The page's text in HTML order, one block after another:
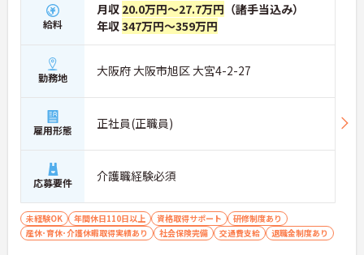
給料
月収 20.0万円～27.7万円 （諸手当込み）
年収347万円～359万円
勤務地 大阪府 大阪市旭区 大宮4-2-27
雇用形態 正社員(正職員)
応募要件 介護職経験必須
未経験OK 年間休日110日以上 資格取得サポート
研修制度あり
産休･育休･介護休暇取得実績あり
社会保険完備 交通費支給 退職金制度あり